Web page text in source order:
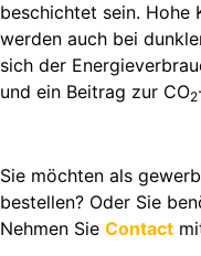
beschichtet sein. Hohe
werden auch bei
sich der
und ein Beitrag zur CO2
Sie möchten als
bestellen? Oder Sie
Nehmen Sie Contact